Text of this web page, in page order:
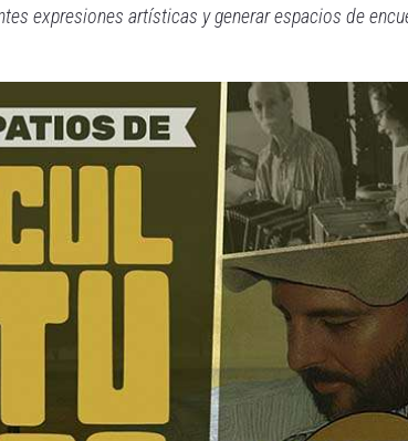
expresiones artísticas y generar espacios de